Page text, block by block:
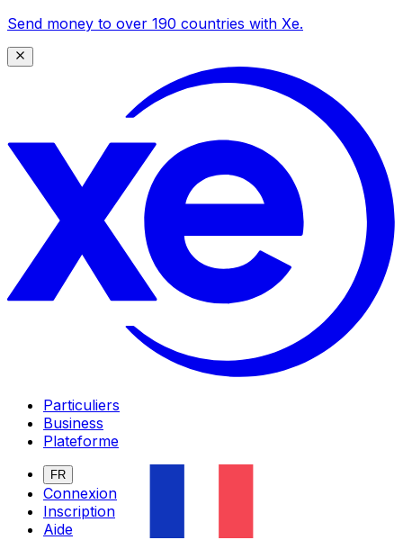
Send money to over 190 countries with Xe.
Particuliers
Business
Plateforme
FR
Connexion
Inscription
Aide